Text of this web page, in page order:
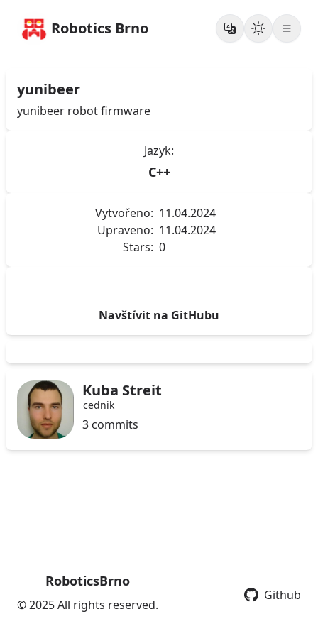
Robotics Brno
yunibeer
yunibeer robot firmware
Jazyk:
C++
Vytvořeno: 11.04.2024
Upraveno: 11.04.2024
Stars: 0
Navštívit na GitHubu
Kuba Streit
cednik
3 commits
RoboticsBrno
© 2025 All rights reserved.
Github